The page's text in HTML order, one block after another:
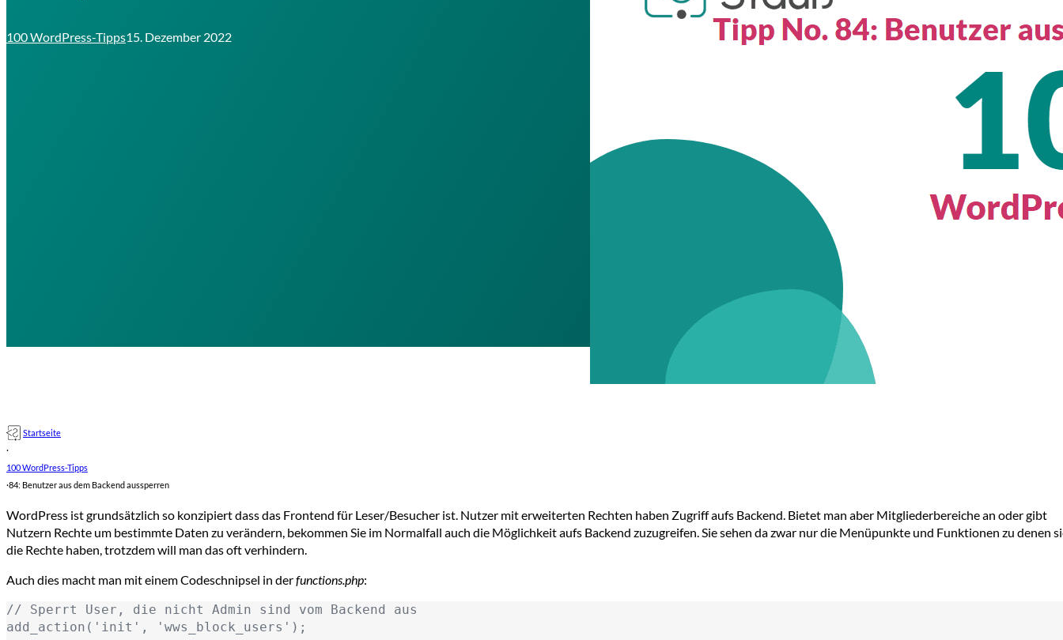
100 WordPress-Tipps15. Dezember 2022
Startseite
·
100 WordPress-Tipps
·84: Benutzer aus dem Backend aussperren
WordPress ist grundsätzlich so konzipiert dass das Frontend für Leser/Besucher ist. Nutzer mit erweiterten Rechten haben Zugriff aufs Backend. Bietet man aber Mitgliederbereiche an oder gibt
Nutzern Rechte um bestimmte Daten zu verändern, bekommen Sie im Normalfall auch die Möglichkeit aufs Backend zuzugreifen. Sie sehen da zwar nur die Menüpunkte und Funktionen zu denen
die Rechte haben, trotzdem will man das oft verhindern.
Auch dies macht man mit einem Codeschnipsel in derfunctions.php:
// Sperrt User, die nicht Admin sind vom Backend aus
add_action('init', 'wws_block_users');